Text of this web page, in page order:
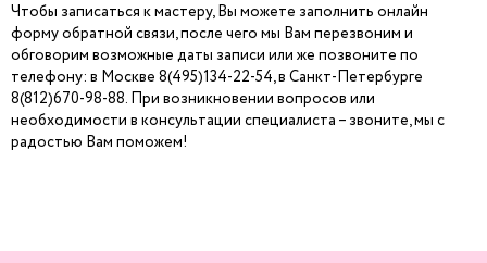
Чтобы записаться к мастеру, Вы можете заполнить онлайн
форму обратной связи, после чего мы Вам перезвоним и
обговорим возможные даты записи или же позвоните по
телефону: в Москве 8(495)134-22-54, в Санкт-Петербурге
8(812)670-98-88. При возникновении вопросов или
необходимости в консультации специалиста – звоните, мы с
радостью Вам поможем!